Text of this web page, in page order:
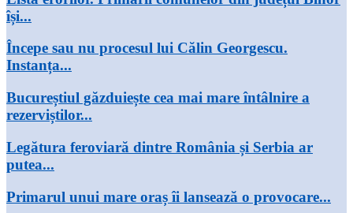
își...
Începe sau nu procesul lui Călin Georgescu.
Instanța...
Bucureștiul găzduiește cea mai mare întâlnire a
rezerviștilor...
Legătura feroviară dintre România și Serbia ar
putea...
Primarul unui mare oraș îi lansează o provocare...